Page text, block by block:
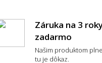
Aký
Záruka na 3
zadarmo
Našim produktom
tu je dôkaz.